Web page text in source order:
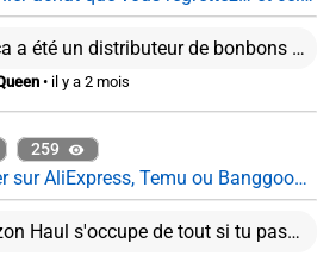
Moi ça a été un distributeur de bonbons PEZ. C'est fou comme la recharge de ces trucs coutent cher...
• il y a 2 mois
259
Acheter sur AliExpress, Temu ou Banggood : encore intéressant en 2026 ?
Amazon Haul s'occupe de tout si tu passes par le vendeur Haul Global qui n'est autre que Amazon. Tu payes en gros comme un forfait de frais de douanes, si finalement c'est plus, on ne te facturera pas plus. Depuis le 1er mars 2026, tu as une taxe “petits colis” de 2€ pour les colis de moins 150€ en plus de la TVA à l'importation. Bref, à part si l'article n'est vraiment pas dispo dans les boutiques classiques, mieux vaut peut être passé son tour ...